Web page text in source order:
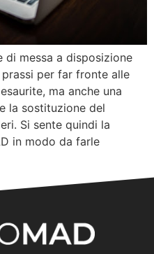
di messa a disposizione
per far fronte alle
ma anche una
la sostituzione del
Si sente quindi la
in modo da farle